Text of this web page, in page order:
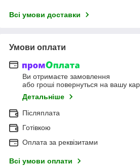
Всі умови доставки
Умови оплати
Ви отримаєте замовлення
або гроші повернуться на вашу
Детальніше
Післяплата
Готівкою
Оплата за реквізитами
Всі умови оплати